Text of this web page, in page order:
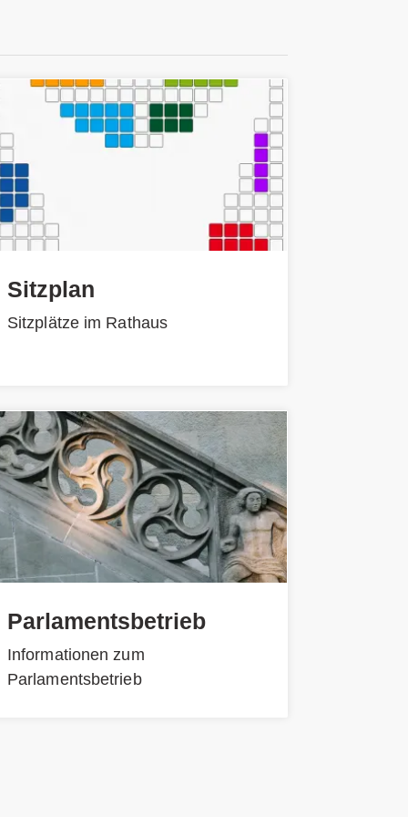
Sitzplan
Sitzplätze im Rathaus
Parlamentsbetrieb
Informationen zum
Parlamentsbetrieb